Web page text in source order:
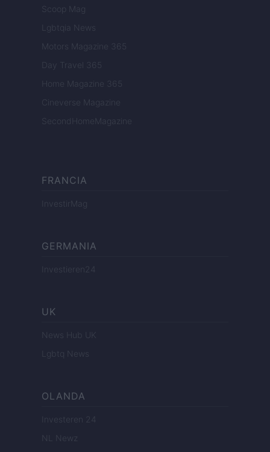
Scoop Mag
Lgbtqia News
Motors Magazine 365
Day Travel 365
Home Magazine 365
Cineverse Magazine
SecondHomeMagazine
FRANCIA
InvestirMag
GERMANIA
Investieren24
UK
News Hub UK
Lgbtq News
OLANDA
Investeren 24
NL Newz